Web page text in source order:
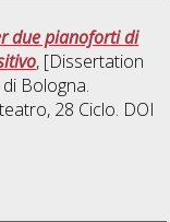
due pianoforti di
, [Dissertation
Bologna.
, 28 Ciclo. DOI